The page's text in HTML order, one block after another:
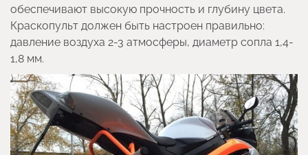
обеспечивают высокую прочность и глубину цвета.
Краскопульт должен быть настроен правильно:
давление воздуха 2-3 атмосферы, диаметр сопла 1,4-
1,8 мм.